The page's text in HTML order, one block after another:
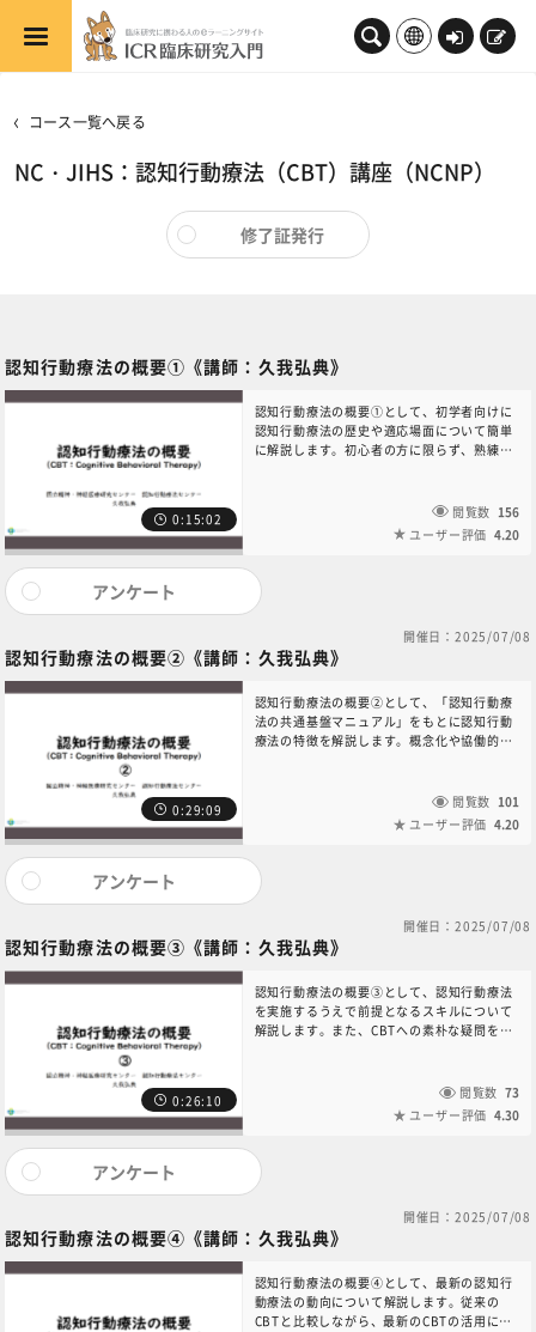
メインコンテンツへスキップする
ロ
新
コース一覧へ戻る
NC・JIHS：認知行動療法（CBT）講座（NCNP）
修了証発行
認知行動療法の概要①《講師：久我弘典》
0:15:02
認知行動療法の概要①として、初学者向けに
認知行動療法の歴史や適応場面について簡単
に解説します。初心者の方に限らず、熟練者
JIHS共通教育講座中央事務局（6nc-
educ.jimu@jh.ncgm.go.jp）までご連絡く
閲覧数 156
ユーザー評価 4.20
アンケート
開催日：2025/07/08
認知行動療法の概要②《講師：久我弘典》
0:29:09
認知行動療法の概要②として、「認知行動療
法の共通基盤マニュアル」をもとに認知行動
療法の特徴を解説します。概念化や協働的経
合わせは、NC・JIHS共通教育講座中央事務
局（6nc-educ.jimu@jh.ncgm.go.jp）まで
閲覧数 101
ユーザー評価 4.20
アンケート
開催日：2025/07/08
認知行動療法の概要③《講師：久我弘典》
0:26:10
認知行動療法の概要③として、認知行動療法
を実施するうえで前提となるスキルについて
解説します。また、CBTへの素朴な疑問を通
educ.jimu@jh.ncgm.go.jp）までご連絡く
閲覧数 73
ユーザー評価 4.30
アンケート
開催日：2025/07/08
認知行動療法の概要④《講師：久我弘典》
認知行動療法の概要④として、最新の認知行
動療法の動向について解説します。従来の
CBTと比較しながら、最新のCBTの活用につ